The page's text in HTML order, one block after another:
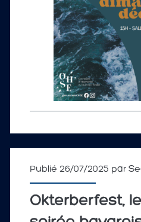
Publié 26/07/2025 par
Okterberfest,